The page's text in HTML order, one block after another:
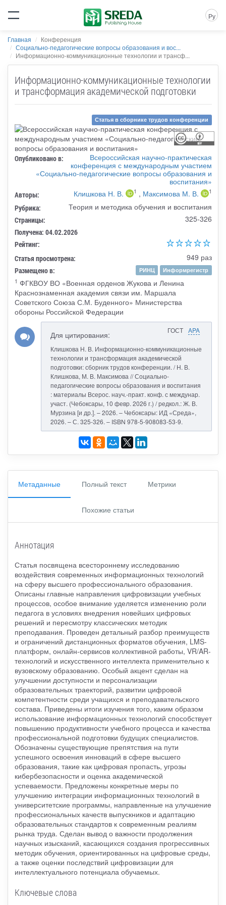
Ру
Главная
Конференция
Социально-педагогические вопросы образования и вос...
Информационно-коммуникационные технологии и трансф...
Информационно-коммуникационные технологии
и трансформация академической подготовки
Статья в сборнике трудов конференции
Опубликовано в:
Всероссийская научно-практическая
конференция с международным участием
«Социально-педагогические вопросы образования и
воспитания»
Авторы: Клишкова Н. В. 1 , Максимова М. В. 1
Рубрика: Теория и методика обучения и воспитания
Страницы: 325-326
Получена: 04.02.2026
Рейтинг:
Статья просмотрена:
949 раз
Размещено в: РИНЦ
Информрегистр
1 ФГКВОУ ВО «Военная орденов Жукова и Ленина
Краснознаменная академия связи им. Маршала
Советского Союза С.М. Буденного» Министерства
обороны Российской Федерации
ГОСТ APA
Для цитирования:
Клишкова Н. В. Информационно-коммуникационные
технологии и трансформация академической
подготовки: сборник трудов конференции. / Н. В.
Клишкова, М. В. Максимова // Социально-
педагогические вопросы образования и воспитания
: материалы Всерос. науч.-практ. конф. с междунар.
участ. (Чебоксары, 10 февр. 2026 г.) / редкол.: Ж. В.
Мурзина [и др.]. – 2026. – Чебоксары: ИД «Среда»,
2026. – С. 325-326. – ISBN 978-5-908083-53-9.
Метаданные Полный текст Метрики
Похожие статьи
Аннотация
Статья посвящена всестороннему исследованию
воздействия современных информационных технологий
на сферу высшего профессионального образования.
Описаны главные направления цифровизации учебных
процессов, особое внимание уделяется изменению роли
педагога в условиях внедрения новейших цифровых
решений и пересмотру классических методик
преподавания. Проведен детальный разбор преимуществ
и ограничений дистанционных форматов обучения, LMS-
платформ, онлайн-сервисов коллективной работы, VR/AR-
технологий и искусственного интеллекта применительно к
вузовскому образованию. Особый акцент сделан на
улучшении доступности и персонализации
образовательных траекторий, развитии цифровой
компетентности среди учащихся и преподавательского
состава. Приведены итоги изучения того, каким образом
использование информационных технологий способствует
повышению продуктивности учебного процесса и качества
профессиональной подготовки будущих специалистов.
Обозначены существующие препятствия на пути
успешного освоения инноваций в сфере высшего
образования, такие как цифровая пропасть, угрозы
кибербезопасности и оценка академической
успеваемости. Предложены конкретные меры по
улучшению интеграции информационных технологий в
университетские программы, направленные на улучшение
профессиональных качеств выпускников и адаптацию
образовательных стандартов к современным реалиям
рынка труда. Сделан вывод о важности продолжения
научных изысканий, касающихся создания прогрессивных
методик обучения, ориентированных на цифровые среды,
а также оценки последствий цифровизации для
интеллектуального потенциала обучаемых.
Ключевые слова